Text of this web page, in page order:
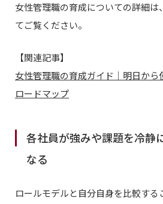
女性管理職の育成についての詳細は
てご覧ください。
【関連記事】
女性管理職の育成ガイド｜明日か
ロードマップ
各社員が強みや課題を冷静
なる
ロールモデルと自分自身を比較する